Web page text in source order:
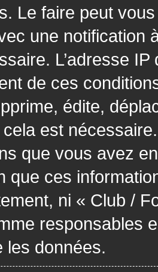
Le faire peut
une notification
L’adresse
de ces
édite,
est
que vous avez
que ces
ni « Club /
responsables
les données.